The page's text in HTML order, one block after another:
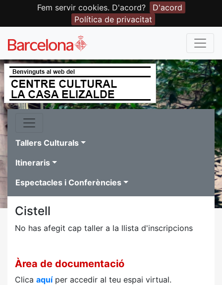
Fem servir cookies. D'acord?
D'acord
Política de privacitat
Tallers Culturals
Itineraris
Espectacles i Conferències
Cistell
No has afegit cap taller a la llista d'inscripcions
Àrea de documentació
Clica aquíper accedir al teu espai virtual.